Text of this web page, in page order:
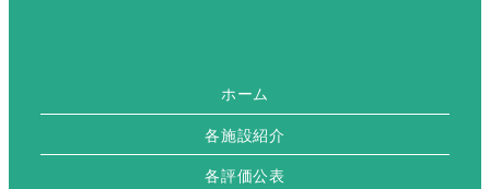
ホーム
各施設紹介
各評価公表